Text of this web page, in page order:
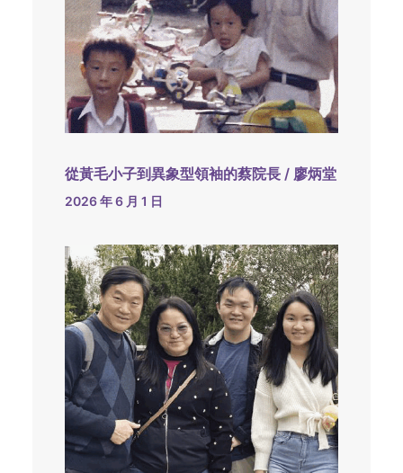
從黃毛小子到異象型領袖的蔡院長 / 廖炳堂
2026 年 6 月 1 日